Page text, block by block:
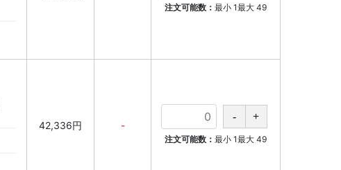
注文可能数： 最小 1最大 49
42,336円 -
注文可能数： 最小 1最大 49